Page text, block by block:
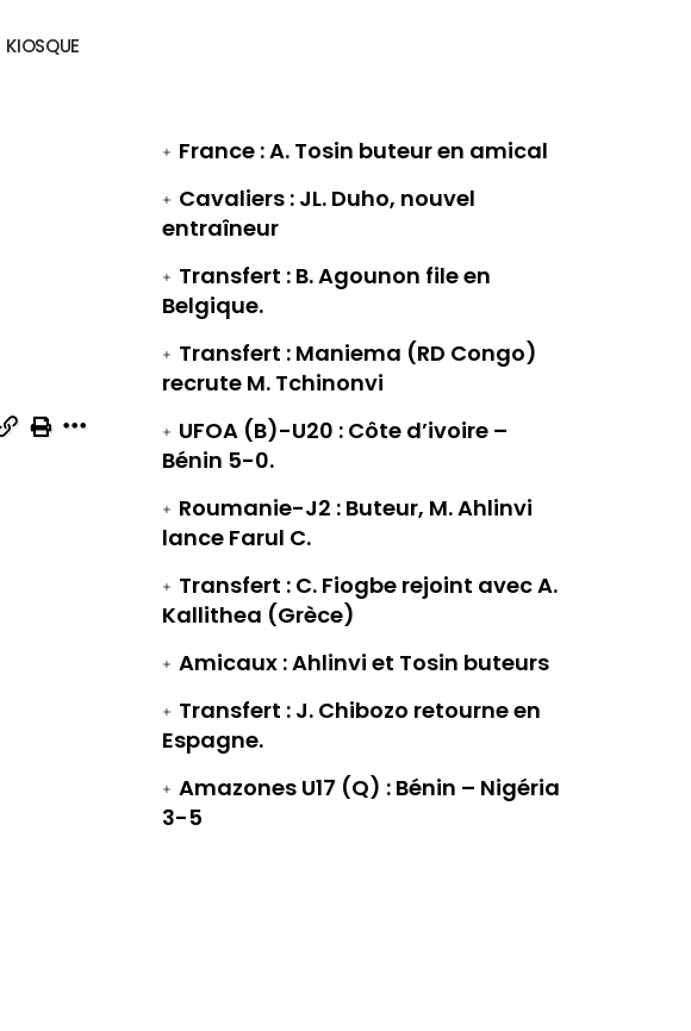
KIOSQUE
France : A. Tosin buteur en amical
Cavaliers : JL. Duho, nouvel
entraîneur
Transfert : B. Agounon file en
Belgique.
Transfert : Maniema (RD Congo)
recrute M. Tchinonvi
UFOA (B)-U20 : Côte d’ivoire –
Bénin 5-0.
Roumanie-J2 : Buteur, M. Ahlinvi
lance Farul C.
Transfert : C. Fiogbe rejoint avec A.
Kallithea (Grèce)
Amicaux : Ahlinvi et Tosin buteurs
Transfert : J. Chibozo retourne en
Espagne.
Amazones U17 (Q) : Bénin – Nigéria
3-5